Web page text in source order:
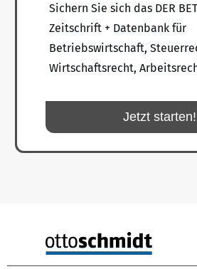
Sichern Sie sich das DER
Zeitschrift + Datenbank für
Betriebswirtschaft,
Wirtschaftsrecht,
Jetzt starten!